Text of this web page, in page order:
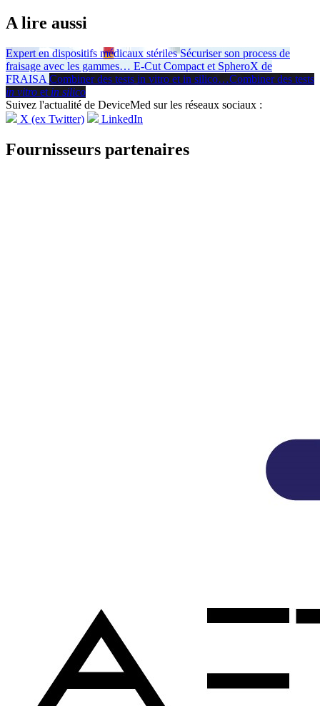
A lire aussi
Expert en dispositifs médicaux stériles Sécuriser son process de
fraisage avec les gammes… E-Cut Compact et SpheroX de
FRAISA Combiner des tests in vitro et in silico…Combiner des tests
in vitro et in silico
Suivez l'actualité de DeviceMed sur les réseaux sociaux :
X (ex Twitter)
LinkedIn
Fournisseurs partenaires